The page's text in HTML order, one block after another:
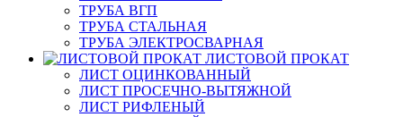
ТРУБА ВГП
ТРУБА СТАЛЬНАЯ
ТРУБА ЭЛЕКТРОСВАРНАЯ
ЛИСТОВОЙ ПРОКАТ
ЛИСТ ОЦИНКОВАННЫЙ
ЛИСТ ПРОСЕЧНО-ВЫТЯЖНОЙ
ЛИСТ РИФЛЕНЫЙ